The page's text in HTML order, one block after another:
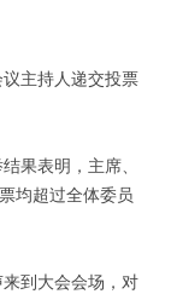
主持人递交投票
果表明，主席、
均超过全体委员
到大会会场，对